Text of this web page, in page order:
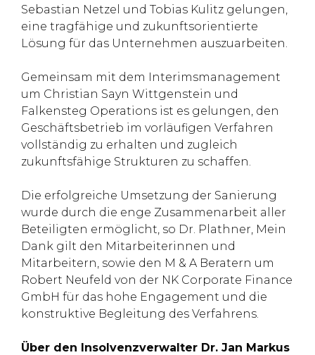
Sebastian Netzel und Tobias Kulitz gelungen,
eine tragfähige und zukunftsorientierte
Lösung für das Unternehmen auszuarbeiten.
Gemeinsam mit dem Interimsmanagement
um Christian Sayn Wittgenstein und
Falkensteg Operations ist es gelungen, den
Geschäftsbetrieb im vorläufigen Verfahren
vollständig zu erhalten und zugleich
zukunftsfähige Strukturen zu schaffen.
Die erfolgreiche Umsetzung der Sanierung
wurde durch die enge Zusammenarbeit aller
Beteiligten ermöglicht, so Dr. Plathner, Mein
Dank gilt den Mitarbeiterinnen und
Mitarbeitern, sowie den M & A Beratern um
Robert Neufeld von der NK Corporate Finance
GmbH für das hohe Engagement und die
konstruktive Begleitung des Verfahrens.
Über den Insolvenzverwalter Dr. Jan Markus